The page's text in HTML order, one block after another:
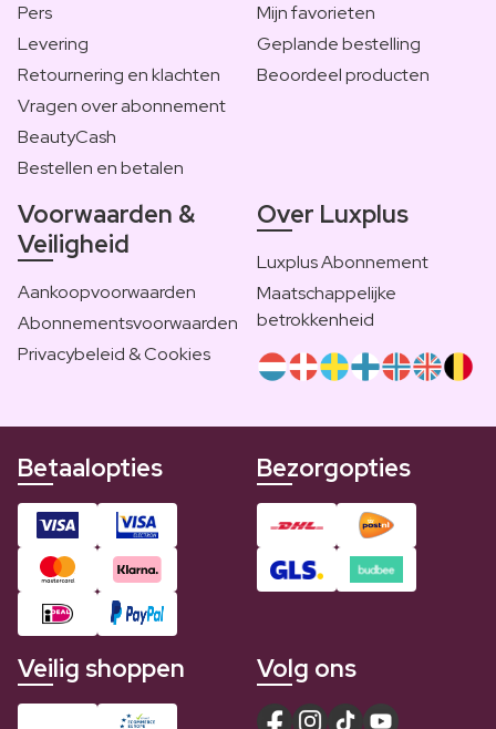
Pers
Levering
Retournering en klachten
Vragen over abonnement
BeautyCash
Bestellen en betalen
Mijn favorieten
Geplande bestelling
Beoordeel producten
Voorwaarden &
Veiligheid
Aankoopvoorwaarden
Abonnementsvoorwaarden
Privacybeleid & Cookies
Over Luxplus
Luxplus Abonnement
Maatschappelijke
betrokkenheid
Betaalopties Bezorgopties
Veilig shoppen Volg ons